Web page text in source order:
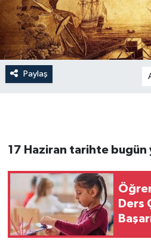
Paylaş
17 Haziran tarihte bugün
Ders